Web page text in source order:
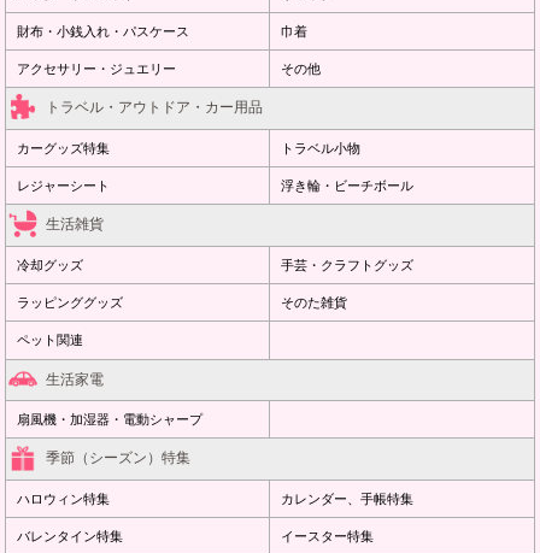
財布・小銭入れ・パスケース 巾着
アクセサリー・ジュエリー その他
トラベル・アウトドア・カー用品
カーグッズ特集 トラベル小物
レジャーシート 浮き輪・ビーチボール
生活雑貨
冷却グッズ 手芸・クラフトグッズ
ラッピンググッズ そのた雑貨
ペット関連
生活家電
扇風機・加湿器・電動シャープ
季節（シーズン）特集
ハロウィン特集 カレンダー、手帳特集
バレンタイン特集 イースター特集